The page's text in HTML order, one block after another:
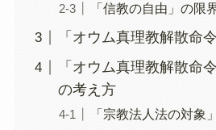
「信教の自由」の限
「オウム真理教解散命
「オウム真理教解散命
の考え方
「宗教法人法の対象